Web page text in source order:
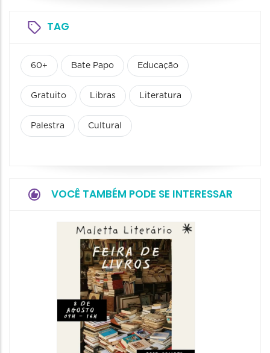
TAG
60+ Bate Papo Educação
Gratuito Libras Literatura
Palestra Cultural
VOCÊ TAMBÉM PODE SE INTERESSAR